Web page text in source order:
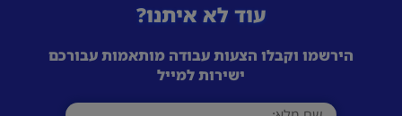
עוד לא איתנו?
הירשמו וקבלו הצעות עבודה מותאמות עבורכם
ישירות למייל